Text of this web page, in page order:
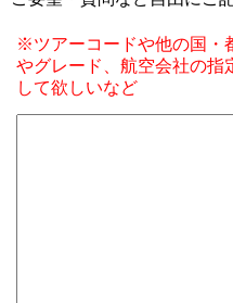
※ツアーコードや他の国・
やグレード、航空会社の指
して欲しいなど